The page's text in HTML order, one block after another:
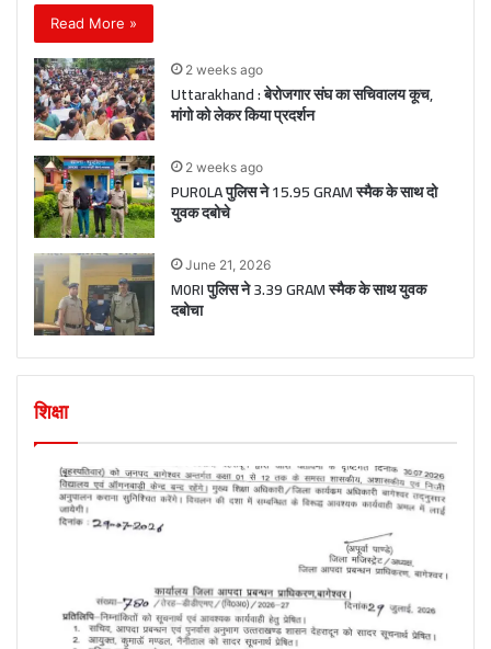
Read More »
2 weeks ago
Uttarakhand : बेरोजगार संघ का सचिवालय कूच,
मांगो को लेकर किया प्रदर्शन
2 weeks ago
PUR0LA पुलिस ने 15.95 GRAM स्मैक के साथ दो
युवक दबोचे
June 21, 2026
M0RI पुलिस ने 3.39 GRAM स्मैक के साथ युवक
दबोचा
शिक्षा